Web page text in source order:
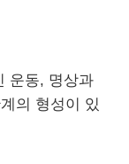
운동, 명상과
의 형성이 있